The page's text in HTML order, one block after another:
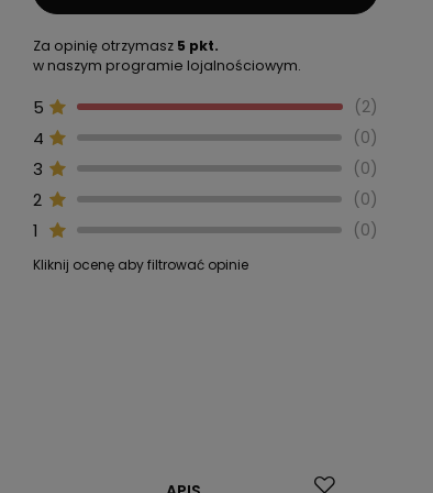
Za opinię otrzymasz 5 pkt.
w naszym programie lojalnościowym.
5 2
4 0
3 0
2 0
1 0
Kliknij ocenę aby filtrować opinie